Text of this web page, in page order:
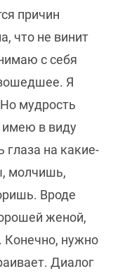
причин
что не винит
с себя
Я
мудрость
имею в виду
на какие-
молчишь,
Вроде
женой,
Конечно, нужно
Диалог